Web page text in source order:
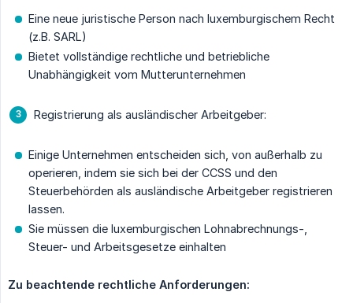
Eine neue juristische Person nach luxemburgischem Recht
(z.B. SARL)
Bietet vollständige rechtliche und betriebliche
Unabhängigkeit vom Mutterunternehmen
Registrierung als ausländischer Arbeitgeber:
Einige Unternehmen entscheiden sich, von außerhalb zu
operieren, indem sie sich bei der CCSS und den
Steuerbehörden als ausländische Arbeitgeber registrieren
lassen.
Sie müssen die luxemburgischen Lohnabrechnungs-,
Steuer- und Arbeitsgesetze einhalten
Zu beachtende rechtliche Anforderungen: